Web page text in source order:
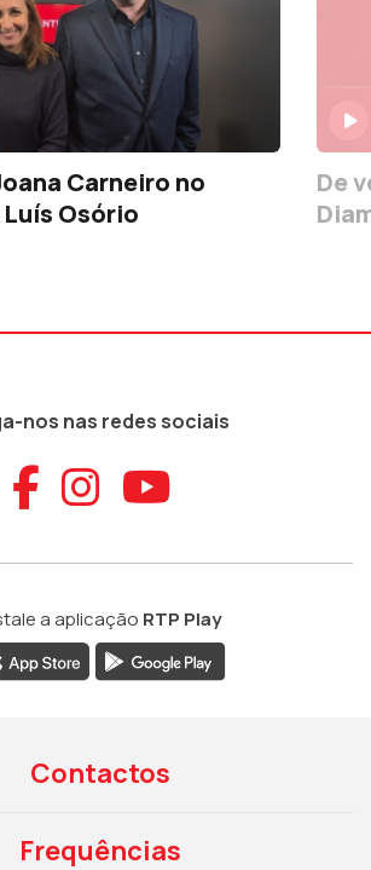
Carneiro no
Osório
De
nos nas redes sociais
Aceder ao
Aceder ao
Aceder
a aplicação RTP Play
Contactos
Frequências